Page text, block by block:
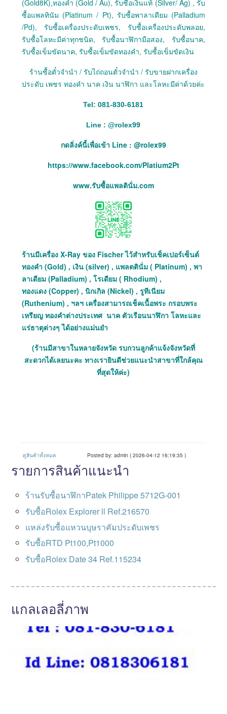
(Gold8K),ทองคำ (Gold / Au), รับซื้อเงินแท้ (Silver/ Ag) , รับ
ซื้อแพลทินัม (Platinum / Pt), รับซื้อพาลาเดียม (Palladium
/Pd), รับซื้อเครื่องประดับเพชร, รับซื้อเครื่องประดับพลอย,
รับซื้อโลหะมีค่าทุกชนิด, รับซื้อนาฬิกามือสอง, รับซื้อนาค,
รับซื้อเข็มขัดนาค, รับซื้อเข็มขัดทองคำ, รับซื้อเข็มขัดเงิน
ร้านซื้อตั๋วจำนำ / รับไถ่ถอนตั๋วจำนำ / รับขายฝากเครื่อง
ประดับ เพชร ทองคำ นาค เงิน นาฬิกา และโลหะมีค่าด้วยค่ะ
Tel: 081-830-6181
Line : @rolex99
กดลิ่งค์นี้เพื่อเข้า Line : @rolex99
https://www.facebook.com/Platium2Pt
www.รับซื้อแพลตินั่ม.com
ร้านมีเครื่อง X-Ray ของ Fischer ไว้สำหรับเช็คเปอร์เซ็นต์
ทองคำ (Gold) , เงิน (silver) , แพลตตินั่ม ( Platinum) , พา
ลาเดียม (Palladium) , โรเดียม ( Rhodium) ,
ทองแดง (Copper) , นิกเกิล (Nickel) , รูทีเนียม
(Ruthenium) , ฯลฯ เครื่องสามารถเช็คเนื้อพระ กรอบพระ
เหรียญ ทองคำต่างประเทศ นาค ตัวเรือนนาฬิกา โลหะและ
แร่ธาตุต่างๆ ได้อย่างแม่นยำ
(ร้านมีสาขาในหลายจังหวัด รบกวนลูกค้าแจ้งจังหวัดที่
สะดวกได้เลยนะคะ ทางเรายินดีช่วยแนะนำสาขาที่ใกล้คุณ
ที่สุดให้ค่ะ)
ดูสินค้าทั้งหมด Posted by: admin ( 2026-04-12 16:19:35 )
รายการสินค้าแนะนำ
ร้านรับซื้อนาฬิกาPatek Philippe 5712G-001
รับซื้อRolex Explorer ll Ref.216570
แหล่งรับซื้อแหวนบุษราคัมประดับเพชร
รับซื้อRTD Pt100,Pt1000
รับซื้อRolex Date 34 Ref.115234
แกลเลอลี่ภาพ